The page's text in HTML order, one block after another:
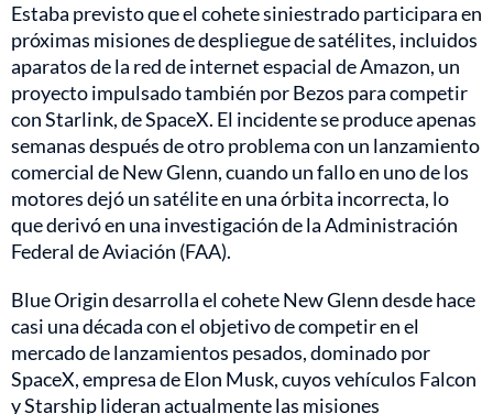
Estaba previsto que el cohete siniestrado participara en
próximas misiones de despliegue de satélites, incluidos
aparatos de la red de internet espacial de Amazon, un
proyecto impulsado también por Bezos para competir
con Starlink, de SpaceX. El incidente se produce apenas
semanas después de otro problema con un lanzamiento
comercial de New Glenn, cuando un fallo en uno de los
motores dejó un satélite en una órbita incorrecta, lo
que derivó en una investigación de la Administración
Federal de Aviación (FAA).
Blue Origin desarrolla el cohete New Glenn desde hace
casi una década con el objetivo de competir en el
mercado de lanzamientos pesados, dominado por
SpaceX, empresa de Elon Musk, cuyos vehículos Falcon
y Starship lideran actualmente las misiones